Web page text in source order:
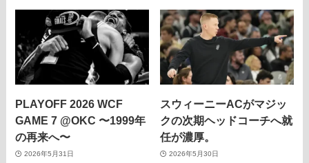
PLAYOFF 2026 WCF
GAME 7 @OKC 〜1999年
の再来へ〜
2026年5月31日
スウィーニーACがマジッ
クの次期ヘッドコーチへ就
任が濃厚。
2026年5月30日